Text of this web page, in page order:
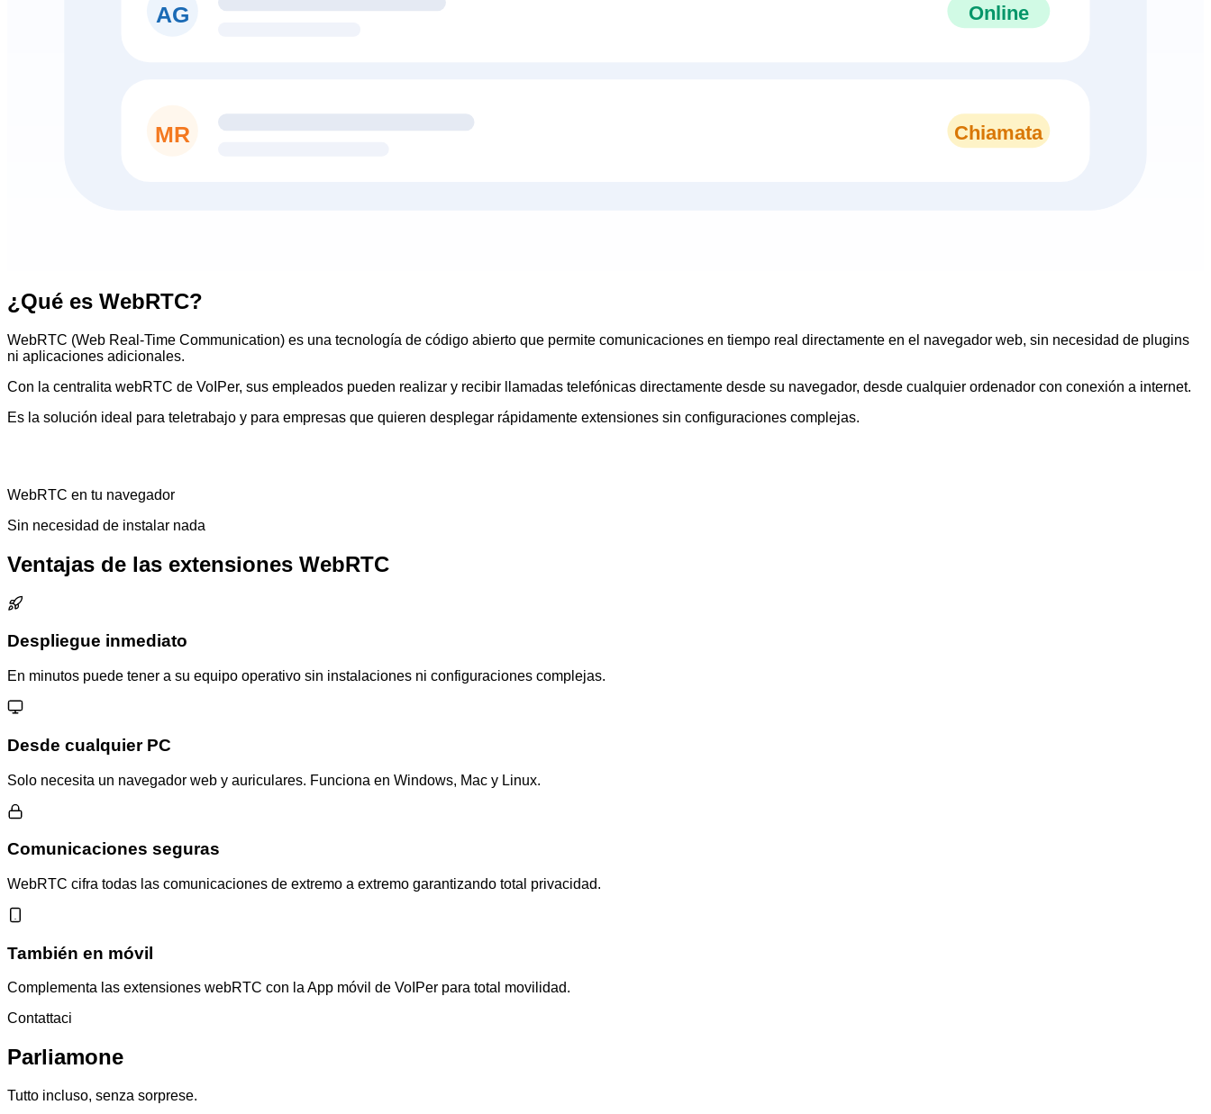
AG Online
MR Chiamata
¿Qué es WebRTC?
WebRTC (Web Real-Time Communication) es una tecnología de código abierto que permite comunicaciones en tiempo real directamente en el navegador web, sin necesidad de plugins
ni aplicaciones adicionales.
Con la centralita webRTC de VoIPer, sus empleados pueden realizar y recibir llamadas telefónicas directamente desde su navegador, desde cualquier ordenador con conexión a internet.
Es la solución ideal para teletrabajo y para empresas que quieren desplegar rápidamente extensiones sin configuraciones complejas.
WebRTC en tu navegador
Sin necesidad de instalar nada
Ventajas de las extensiones WebRTC
Despliegue inmediato
En minutos puede tener a su equipo operativo sin instalaciones ni configuraciones complejas.
Desde cualquier PC
Solo necesita un navegador web y auriculares. Funciona en Windows, Mac y Linux.
Comunicaciones seguras
WebRTC cifra todas las comunicaciones de extremo a extremo garantizando total privacidad.
También en móvil
Complementa las extensiones webRTC con la App móvil de VoIPer para total movilidad.
Contattaci
Parliamone
Tutto incluso, senza sorprese.